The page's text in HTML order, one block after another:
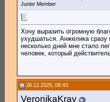
Junior Member
Хочу выразить огромную
ухудшаться. Анжелика сразу
несколько дней мне стало
человек, который
26.12.2025, 08:43
VeronikaKrav